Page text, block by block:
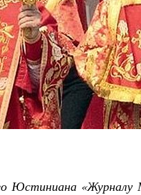
Юстиниана «Журналу